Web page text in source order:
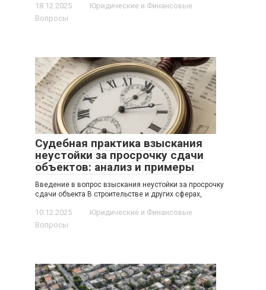
18.12.2025
Юридические и Финансовые
Вопросы
Судебная практика взыскания
неустойки за просрочку сдачи
объектов: анализ и примеры
Введение в вопрос взыскания неустойки за просрочку
сдачи объекта В строительстве и других сферах,
10.12.2025
Юридические и Финансовые
Вопросы